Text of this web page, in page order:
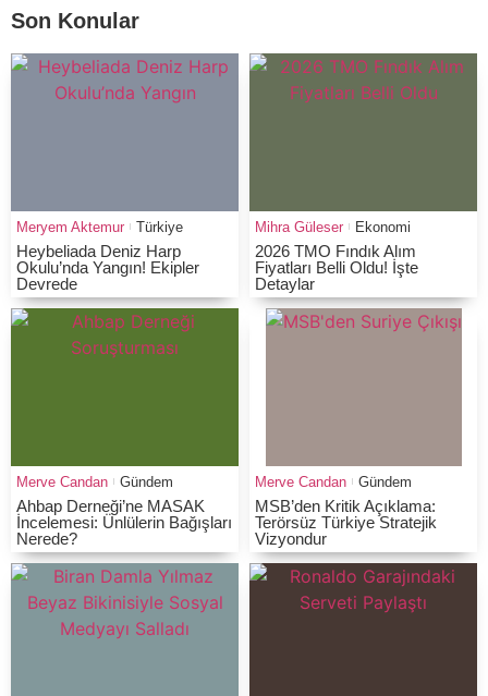
Son Konular
Meryem Aktemur Türkiye
Heybeliada Deniz Harp
Okulu’nda Yangın! Ekipler
Devrede
Mihra Güleser Ekonomi
2026 TMO Fındık Alım
Fiyatları Belli Oldu! İşte
Detaylar
Merve Candan Gündem
Ahbap Derneği’ne MASAK
İncelemesi: Ünlülerin Bağışları
Nerede?
Merve Candan Gündem
MSB’den Kritik Açıklama:
Terörsüz Türkiye Stratejik
Vizyondur